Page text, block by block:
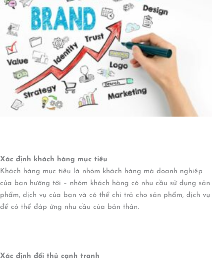
Xác định khách hàng mục tiêu
Khách hàng mục tiêu là nhóm khách hàng mà doanh nghiệp
của bạn hướng tới – nhóm khách hàng có nhu cầu sử dụng sản
phẩm, dịch vụ của bạn và có thể chi trả cho sản phẩm, dịch vụ
để có thể đáp ứng nhu cầu của bản thân.
Xác định đối thủ cạnh tranh